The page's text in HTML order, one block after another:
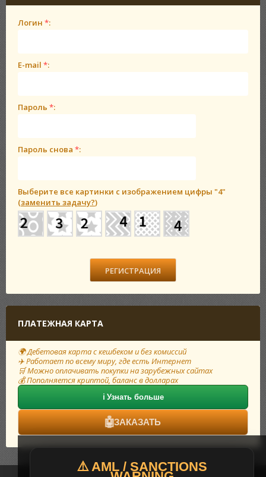
Логин *:
E-mail *:
Пароль *:
Пароль снова *:
Выберите все картинки с изображением цифры "4"
(заменить задачу?)
ПЛАТЕЖНАЯ КАРТА
🌍 Дебетовая карта с кешбеком и без комиссий
✈️ Работает по всему миру, где есть Интернет
🛒 Можно оплачивать покупки на зарубежных сайтах
💰 Пополняется криптой, баланс в долларах
ℹ️ Узнать больше
🤖ЗАКАЗАТЬ
⚠️ AML / SANCTIONS